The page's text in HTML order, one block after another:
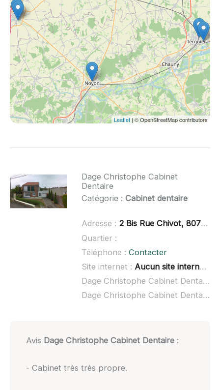
Leaflet | © OpenStreetMap contributors
Dage Christophe Cabinet
Dentaire
Catégorie : Cabinet dentaire
Adresse : 2 Bis Rue Chivot, 80700 Roye
Quartier :
Téléphone : Contacter
Site internet : Aucun site internet connu
Dage Christophe Cabinet Dentaire à domicile :
Dage Christophe Cabinet Dentaire ouvert dimanche :
Avis Dage Christophe Cabinet Dentaire:
- Cabinet très très propre.